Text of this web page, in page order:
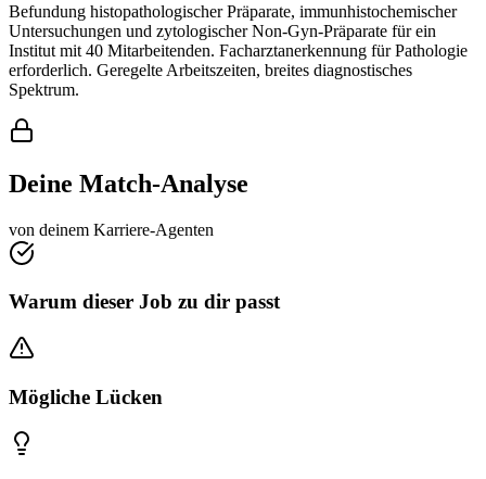
Befundung histopathologischer Präparate, immunhistochemischer
Untersuchungen und zytologischer Non-Gyn-Präparate für ein
Institut mit 40 Mitarbeitenden. Facharztanerkennung für Pathologie
erforderlich. Geregelte Arbeitszeiten, breites diagnostisches
Spektrum.
Deine Match-Analyse
von deinem Karriere-Agenten
Warum dieser Job zu dir passt
Mögliche Lücken